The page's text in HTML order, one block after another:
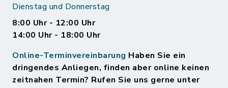
Dienstag und Donnerstag
8:00 Uhr - 12:00 Uhr
14:00 Uhr - 18:00 Uhr
Online-Terminvereinbarung Haben Sie ein
dringendes Anliegen, finden aber online keinen
zeitnahen Termin? Rufen Sie uns gerne unter